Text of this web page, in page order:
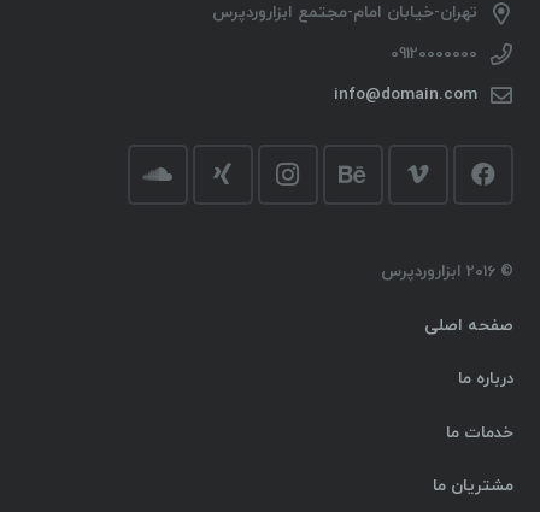
تهران-خیابان امام-مجتمع ابزاروردپرس
09120000000
info@domain.com
© 2016 ابزاروردپرس
صفحه اصلی
درباره ما
خدمات ما
مشتریان ما